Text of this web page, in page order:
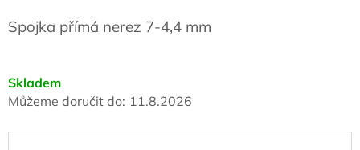
Skladem
Můžeme doručit do: 11.8.2026
Spojka přímá nerez 7-4,4 mm